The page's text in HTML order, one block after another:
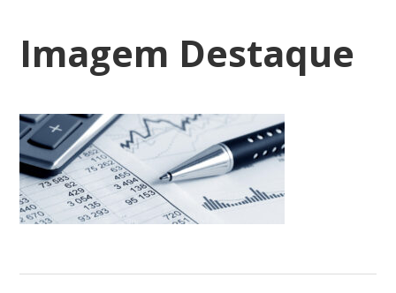
Imagem Destaque